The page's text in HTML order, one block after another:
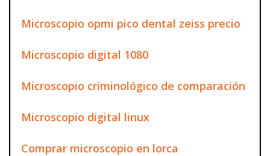
Microscopio opmi pico dental zeiss precio
Microscopio digital 1080
Microscopio criminológico de comparación
Microscopio digital linux
Comprar microscopio en lorca